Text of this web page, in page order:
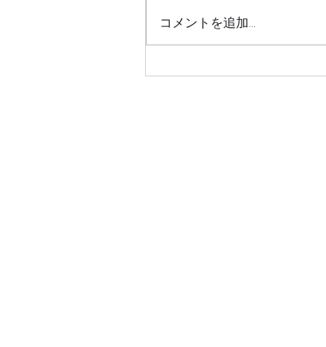
コメントを追加…